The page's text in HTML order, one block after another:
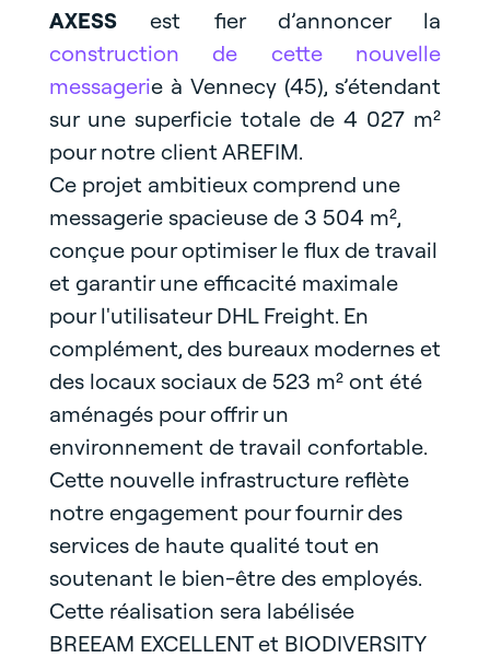
AXESSest fier d’annoncer la
construction de cette nouvelle
messagerie à Vennecy (45), s’étendant
sur une superficie totale de 4 027 m²
pour notre client AREFIM.
Ce projet ambitieux comprend une
messagerie spacieuse de 3 504 m²,
conçue pour optimiser le flux de travail
et garantir une efficacité maximale
pour l'utilisateur DHL Freight. En
complément, des bureaux modernes et
des locaux sociaux de 523 m² ont été
aménagés pour offrir un
environnement de travail confortable.
Cette nouvelle infrastructure reflète
notre engagement pour fournir des
services de haute qualité tout en
soutenant le bien-être des employés.
Cette réalisation sera labélisée
BREEAM EXCELLENT et BIODIVERSITY